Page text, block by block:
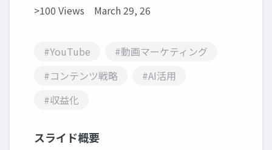
>100 Views March 29, 26
#YouTube
#動画マーケティング
#コンテンツ戦略
#AI活用
#収益化
スライド概要